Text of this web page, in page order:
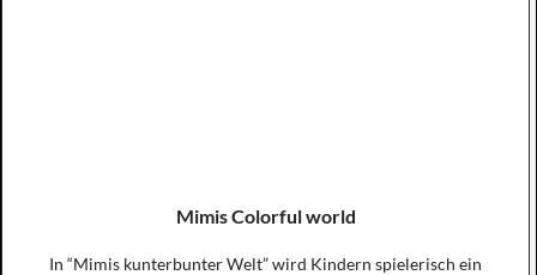
Mimis Colorful world
In “Mimis kunterbunter Welt” wird Kindern spielerisch ein